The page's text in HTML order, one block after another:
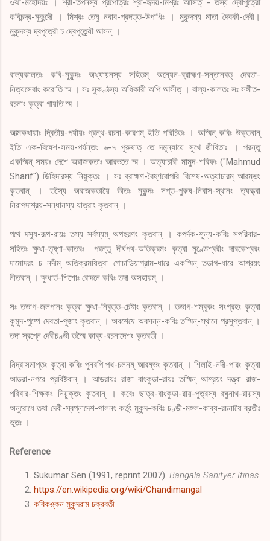
কবিচন্দ্র-মুকুন্দৌ । মিশ্রঃ তেষু নবাব-প্রদত্ত-উপাধিঃ । মুকুন্দস্য মাতা দৈবকী-দেবী।
মুকুন্দস্য দ্বপুত্রৌ চ দ্বেপুত্র্যৌ আসন্‌ ।
বাল্যকালতঃ কবি-মুকুন্দঃ অধ্যায়নস্য সহিতম্‌ অন্যেন-ব্রাহ্মণ-সন্তানবত্‌ দেবতা-
নিত্যসেবাং করোতি স্ম । সঃ সুকণ্ঠস্য অধিকারী অপি আসীত্‌ । বাল্য-কালতঃ সঃ সঙ্গীত-
রচনাং কৃত্বা গায়তি স্ম ।
আত্মকথায়াঃ দ্বিতীয়-পর্যায়ঃ গ্রন্থ-রচনা-কারণম্‌ ইতি পরিচিতঃ । অস্মিন্‌ কবিঃ উক্তবান্‌
ইতি এক-বিষেশ-সময়-পর্যন্তং ৬-৭ পুরুষাত্‌ তে দমুন্যায়ে সুখে জীবিতাঃ । পরন্তু
একস্মিন্‌ সময়ঃ দেশে অরাজকতাঃ আরভতে স্ম । অত্যাচারী মামুদ-শরিফঃ ("Mahmud
Sharif") ডিহিদারস্য নিয়ুক্তঃ । সঃ ব্রাহ্মণ-বৈষ্ণবোপরি বিশেষ-অত্যাচারম্‌ আরম্ভং
কৃতবান্‌ । তস্যৈ অরাজকতায়ৈ ভীতঃ মুকুন্দঃ সপ্ত-পুরুষ-নিবাস-স্থানং ত্যক্ত্বা
নিরাপদাশ্রয়-সন্ধানস্য যাত্রাং কৃতবান্‌ ।
পথে দস্যু-রূপ-রায়ঃ তস্য সর্বস্যম্‌ অপহরণং কৃতবান্‌ । কপর্দক-শূন্য-কবিঃ সপরিবার-
সহিতঃ ক্ষুধা-তৃষ্ণা-কাতরঃ পরন্তু দীর্ঘপথ-অতিক্রমং কৃত্বা মুণ্ডেশ্বরীং দারকেশ্বরং
দামোদরং চ নদীম্‌ অতিক্রময়িত্বা গোচাডিয়াগ্রাম-ধারে একস্মিন্‌ তডাগ-ধারে আশ্রয়ং
নীতবান্‌ । ক্ষুধার্ত-শিশোঃ রোদনে কবিঃ তদা অসহায়ম্‌ ।
সঃ তডাগ-জলপানং কৃত্বা ক্ষুধা-নিবৃত্ত-চেষ্টাং কৃতবান্‌ । তডাগ-শম্বূকং সংগ্রহং কৃত্বা
কুমুদ-পুষ্পে দেবতা-পুজাং কৃতবান্‌ । অবশেষে অবসন্ন-কবিঃ তস্মিন্‌-স্থানে প্রসুপ্তবান্‌ ।
তদা স্বপ্নে দেবীচণ্ডী তস্মৈ কাব্য-রচনাদেশং কৃতবতী ।
নিদ্রাসমাপ্তং কৃত্বা কবিঃ পুনরপি পথ-চলনম্‌ আরম্ভং কৃতবান্‌ । শিলাই-নদী-পারং কৃত্বা
আডরা-নগরে প্রবিষ্টবান্‌ । আডরায়ঃ রাজা বাংকুডা-রায়ঃ তস্মিন্‌ আশ্রয়ং দত্ত্বা রাজ-
পরিবার-শিক্ষকং নিয়ুক্তং কৃতবান্‌ । কবেঃ ছাত্র-বাংকুডা-রায়-পুত্রস্য রঘুনাথ-রায়স্য
অনুরোধে তথা দেবী-স্বপ্নাদেশ-পালনং কর্তুং মুকুন্দ-কবিঃ চণ্ডী-মঙ্গল-কাব্য-রচনায়ৈ ব্রতীঃ
ভূতঃ ।
Reference
Sukumar Sen (1991, reprint 2007). Bangala Sahityer Itihas
https://en.wikipedia.org/wiki/Chandimangal
কবিকঙ্কন মুকুন্দরাম চক্রবর্তী